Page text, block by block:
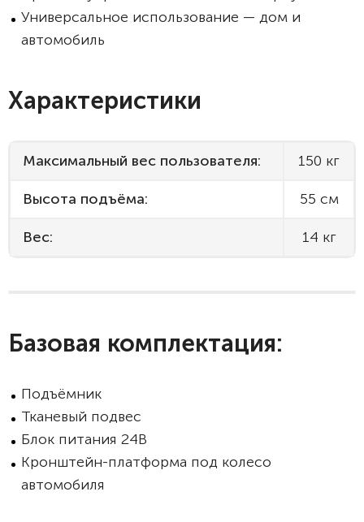
Универсальное использование — дом и
автомобиль
Характеристики
Максимальный вес пользователя: 150 кг
Высота подъёма: 55 см
Вес: 14 кг
Базовая комплектация:
Подъёмник
Тканевый подвес
Блок питания 24В
Кронштейн-платформа под колесо
автомобиля